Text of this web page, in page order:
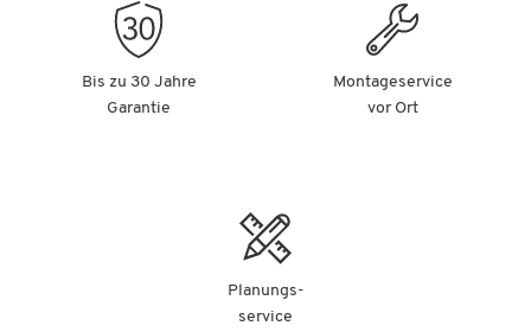
Bis zu 30 Jahre
Garantie
Montageservice
vor Ort
Planungs-
service